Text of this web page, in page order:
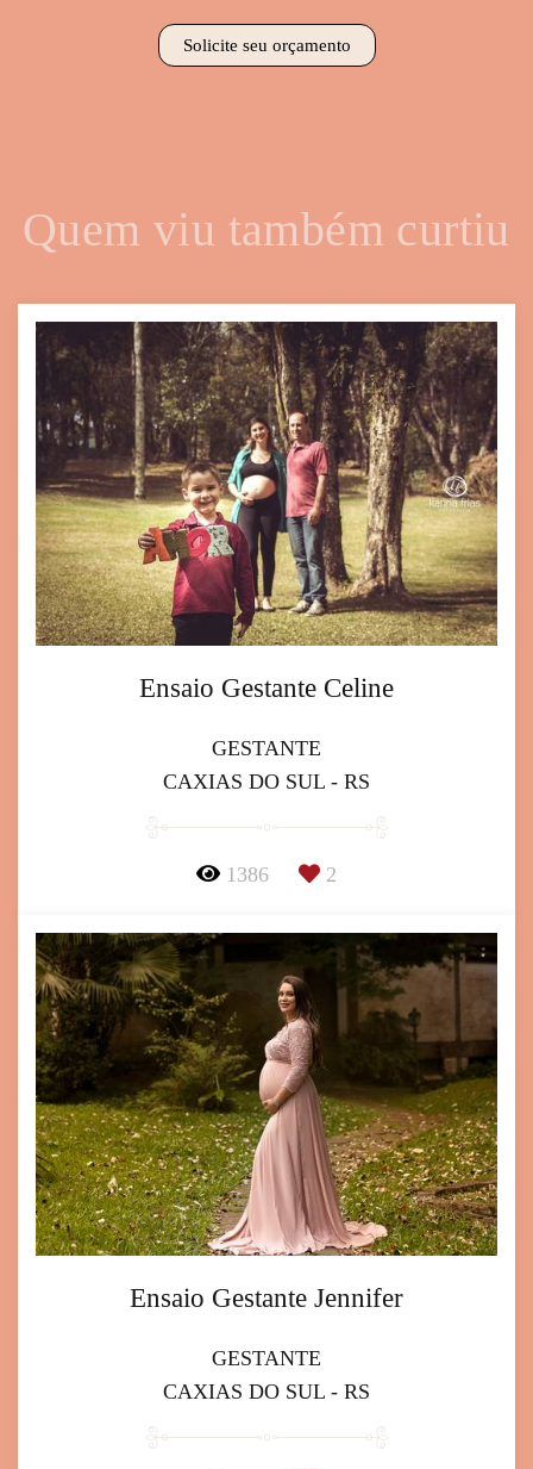
Solicite seu orçamento
Quem viu também curtiu
Ensaio Gestante Celine
GESTANTE
CAXIAS DO SUL - RS
1386 2
Ensaio Gestante Jennifer
GESTANTE
CAXIAS DO SUL - RS